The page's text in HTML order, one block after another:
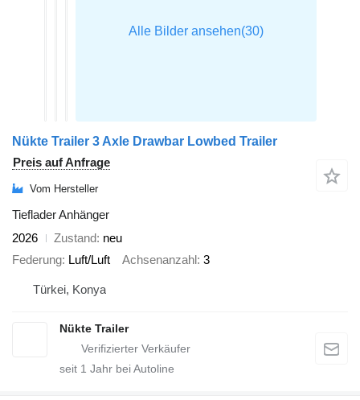
Nükte Trailer 3 Axle Drawbar Lowbed Trailer
Preis auf Anfrage
Vom Hersteller
Tieflader Anhänger
2026
Zustand neu
Federung Luft/Luft Achsenanzahl 3
Türkei, Konya
Nükte Trailer
seit 1 Jahr bei Autoline